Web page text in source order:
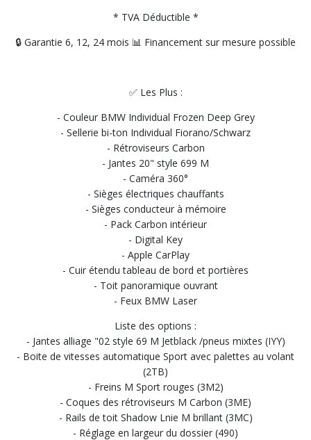
* TVA Déductible *
🔒 Garantie 6, 12, 24 mois 📊 Financement sur mesure possible
✅ Les Plus :
- Couleur BMW Individual Frozen Deep Grey
- Sellerie bi-ton Individual Fiorano/Schwarz
- Rétroviseurs Carbon
- Jantes 20" style 699 M
- Caméra 360°
- Sièges électriques chauffants
- Sièges conducteur à mémoire
- Pack Carbon intérieur
- Digital Key
- Apple CarPlay
- Cuir étendu tableau de bord et portières
- Toit panoramique ouvrant
- Feux BMW Laser
Liste des options :
- Jantes alliage "02 style 69 M Jetblack /pneus mixtes (IYY)
- Boite de vitesses automatique Sport avec palettes au volant
(2TB)
- Freins M Sport rouges (3M2)
- Coques des rétroviseurs M Carbon (3ME)
- Rails de toit Shadow Lnie M brillant (3MC)
- Réglage en largeur du dossier (490)